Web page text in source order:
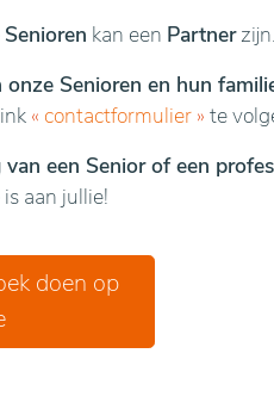
Senioren kan een Partnerzijn.
Senioren en hun
« contactformulier » te
een Senior of een
aan jullie!
doen op